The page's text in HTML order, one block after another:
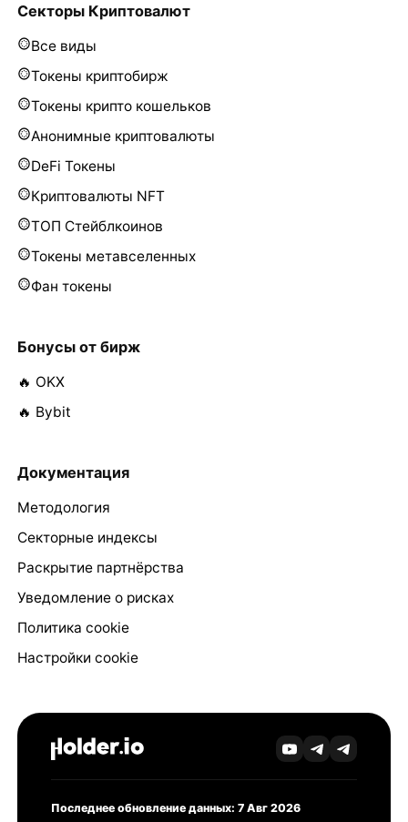
Секторы Криптовалют
Все виды
Токены криптобирж
Токены крипто кошельков
Анонимные криптовалюты
DeFi Токены
Криптовалюты NFT
ТОП Стейблкоинов
Токены метавселенных
Фан токены
Бонусы от бирж
🔥 OKX
🔥 Bybit
Документация
Методология
Секторные индексы
Раскрытие партнёрства
Уведомление о рисках
Политика cookie
Настройки cookie
Последнее обновление данных: 7 Авг 2026